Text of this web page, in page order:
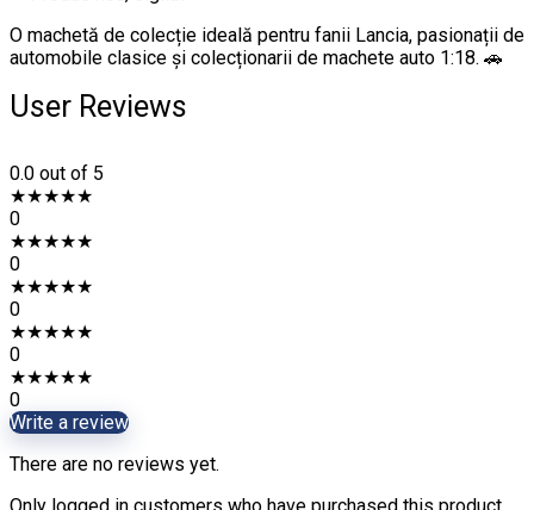
O machetă de colecție ideală pentru fanii Lancia, pasionații de
automobile clasice și colecționarii de machete auto 1:18. 🚗
User Reviews
0.0 out of 5
★★★★★
0
★★★★★
0
★★★★★
0
★★★★★
0
★★★★★
0
Write a review
There are no reviews yet.